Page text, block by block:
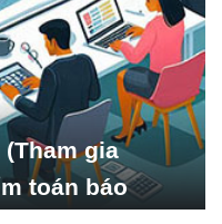
(Tham gia
toán báo